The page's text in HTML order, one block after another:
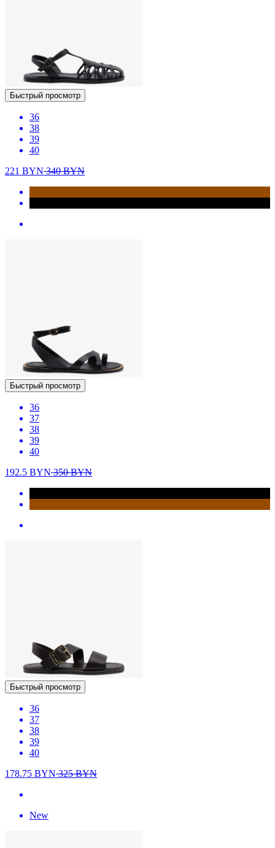
Быстрый просмотр
36
38
39
40
221 BYN340BYN
Быстрый просмотр
36
37
38
39
40
192.5 BYN350BYN
Быстрый просмотр
36
37
38
39
40
178.75 BYN325BYN
New